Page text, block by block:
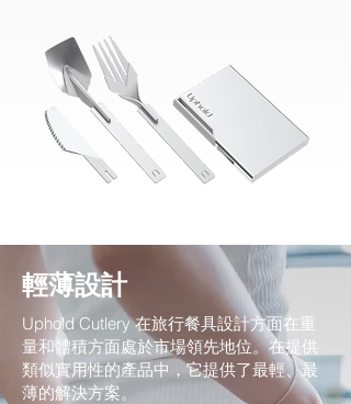
輕薄設計
Uphold Cutlery 在旅行餐具設計方面在重
量和體積方面處於市場領先地位。在提供
類似實用性的產品中，它提供了最輕、最
薄的解決方案。